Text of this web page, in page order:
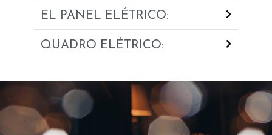
EL PANEL ELÉTRICO:
QUADRO ELÉTRICO: